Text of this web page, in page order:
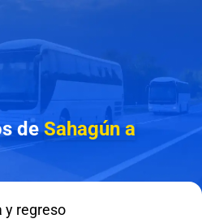
deSahagún a
y regreso